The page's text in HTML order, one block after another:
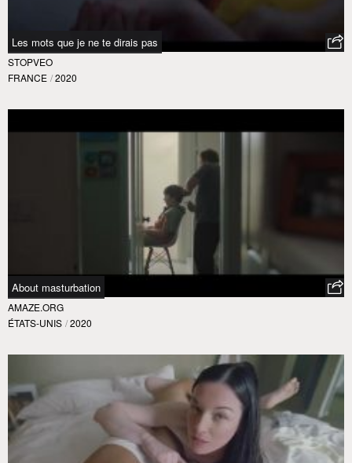
Les mots que je ne te dirais pas
STOPVEO
FRANCE / 2020
About masturbation
AMAZE.ORG
ÉTATS-UNIS / 2020